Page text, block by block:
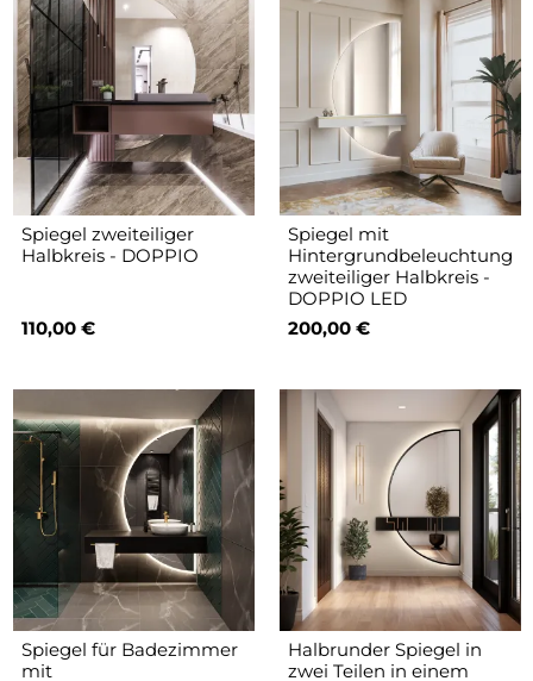
Spiegel zweiteiliger
Halbkreis - DOPPIO
110,00 €
Spiegel mit
Hintergrundbeleuchtung
zweiteiliger Halbkreis -
DOPPIO LED
200,00 €
Spiegel für Badezimmer
mit
Halbrunder Spiegel in
zwei Teilen in einem